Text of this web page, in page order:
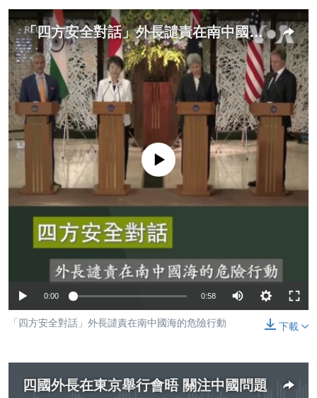
容
跳
轉
到
航
跳
轉
海外港人
新聞自由
揭謊頻道
美國
中國
國際
每日視頻新聞
VOA 60秒 (國際)
美國專訊
YOUTUBE頻道
時事經緯
新聞音頻
港人港心
建國史話
關注我們
「四方安全對話」外長譴責在南中國海的危險行動
No media source currently available
0:00 0:58
下載
「四方安全對話」外長譴責在南中國海的危險行動
四國外長在東京舉行會晤 關注中國問題